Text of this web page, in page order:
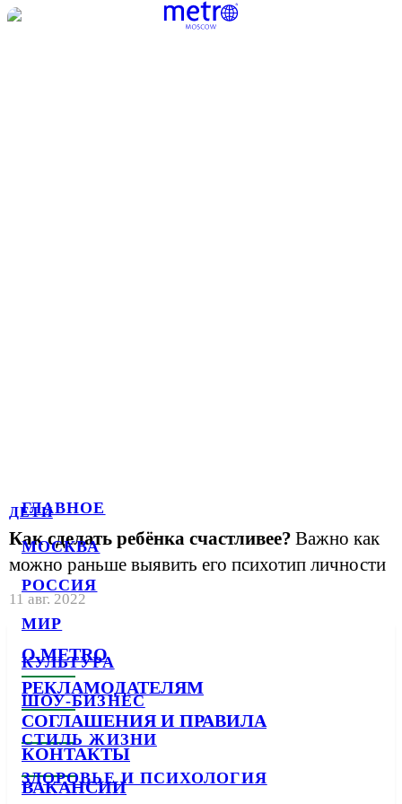
ГЛАВНОЕ
МОСКВА
РОССИЯ
МИР
КУЛЬТУРА
ШОУ-БИЗНЕС
СТИЛЬ ЖИЗНИ
ЗДОРОВЬЕ И ПСИХОЛОГИЯ
ДЕТИ
Как сделать ребёнка счастливее? Важно как
можно раньше выявить его психотип личности
11 авг. 2022
О METRO
РЕКЛАМОДАТЕЛЯМ
СОГЛАШЕНИЯ И ПРАВИЛА
КОНТАКТЫ
ВАКАНСИИ